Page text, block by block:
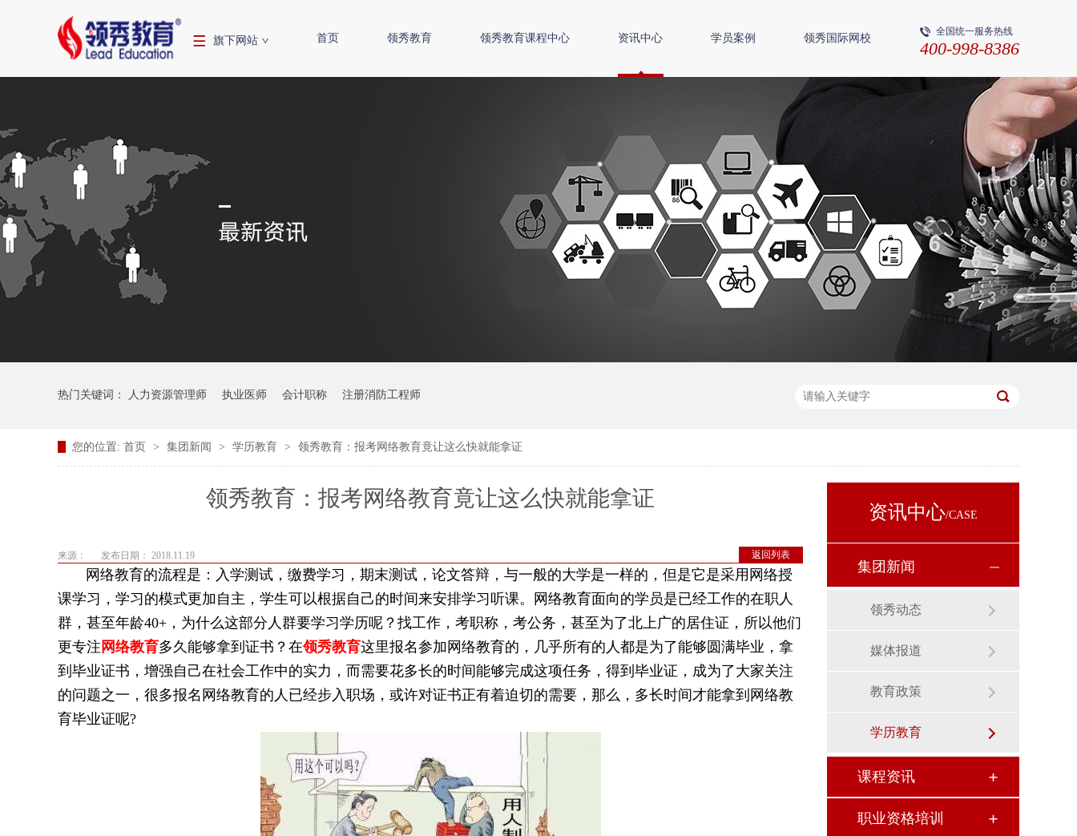
旗下网站 首页 领秀教育 领秀教育课程中心 资讯中心 学员案例 领秀国际网校
全国统一服务热线
400-998-8386
热门关键词： 人力资源管理师 执业医师 会计职称 注册消防工程师
您的位置: 首页 > 集团新闻 > 学历教育 > 领秀教育：报考网络教育竟让这么快就能拿证
领秀教育：报考网络教育竟让这么快就能拿证
返回列表
来源： 发布日期： 2018.11.19
网络教育的流程是：入学测试，缴费学习，期末测试，论文答辩，与一般的大学是一样的，但是它是采用网络授
课学习，学习的模式更加自主，学生可以根据自己的时间来安排学习听课。网络教育面向的学员是已经工作的在职人
群，甚至年龄40+，为什么这部分人群要学习学历呢？找工作，考职称，考公务，甚至为了北上广的居住证，所以他们
更专注 网络教育多久能够拿到证书？在领秀教育这里报名参加网络教育的，几乎所有的人都是为了能够圆满毕业，拿
到毕业证书，增强自己在社会工作中的实力，而需要花多长的时间能够完成这项任务，得到毕业证，成为了大家关注
的问题之一，很多报名网络教育的人已经步入职场，或许对证书正有着迫切的需要，那么，多长时间才能拿到网络教
育毕业证呢?
资讯中心/CASE
集团新闻
领秀动态
媒体报道
教育政策
学历教育
课程资讯
职业资格培训